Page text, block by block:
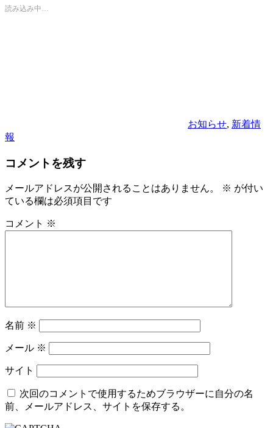
読み込み中…
お知らせ, 新着情
報
コメントを残す
メールアドレスが公開されることはありません。 ※ が付い
ている欄は必須項目です
コメント ※
名前 ※
メール ※
サイト
次回のコメントで使用するためブラウザーに自分の名
前、メールアドレス、サイトを保存する。